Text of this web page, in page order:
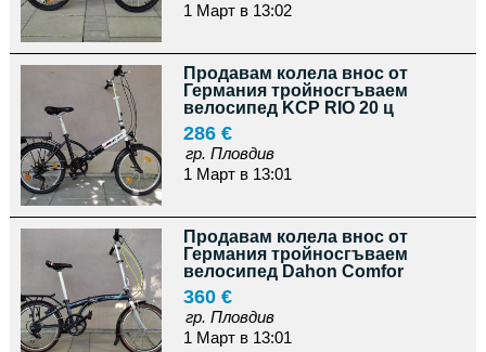
1 Март в 13:02
Продавам колела внос от
Германия тройносгъваем
велосипед KCP RIO 20 ц
286 €
гр. Пловдив
1 Март в 13:01
Продавам колела внос от
Германия тройносгъваем
велосипед Dahon Comfor
360 €
гр. Пловдив
1 Март в 13:01